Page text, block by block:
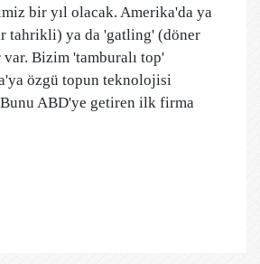
bir yıl olacak. Amerika'da ya
tahrikli) ya da 'gatling' (döner
Bizim 'tamburalı top'
özgü topun teknolojisi
ABD'ye getiren ilk firma